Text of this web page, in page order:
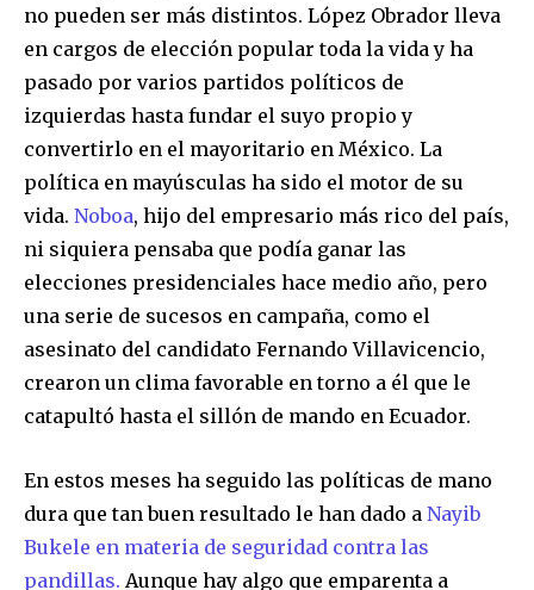
no pueden ser más distintos. López Obrador lleva
en cargos de elección popular toda la vida y ha
pasado por varios partidos políticos de
izquierdas hasta fundar el suyo propio y
convertirlo en el mayoritario en México. La
política en mayúsculas ha sido el motor de su
vida. Noboa, hijo del empresario más rico del país,
ni siquiera pensaba que podía ganar las
elecciones presidenciales hace medio año, pero
una serie de sucesos en campaña, como el
asesinato del candidato Fernando Villavicencio,
crearon un clima favorable en torno a él que le
catapultó hasta el sillón de mando en Ecuador.
En estos meses ha seguido las políticas de mano
dura que tan buen resultado le han dado a Nayib
Bukele en materia de seguridad contra las
pandillas. Aunque hay algo que emparenta a